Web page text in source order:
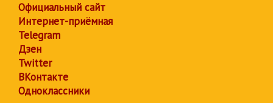
Официальный сайт
Интернет-приёмная
Telegram
Дзен
Twitter
ВКонтакте
Одноклассники